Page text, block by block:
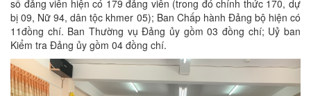
số đảng viên hiện có 179 đảng viên (trong đó chính thức 170, dự
bị 09, Nữ 94, dân tộc khmer 05); Ban Chấp hành Đảng bộ hiện có
11đồng chí. Ban Thường vụ Đảng ủy gồm 03 đồng chí; Uỷ ban
Kiểm tra Đảng ủy gồm 04 đồng chí.